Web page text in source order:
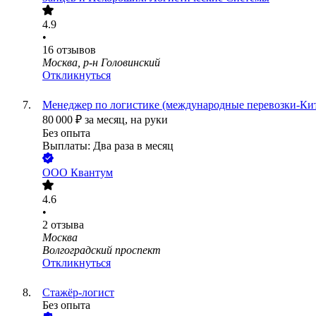
4.9
•
16 отзывов
Москва, р-н Головинский
Откликнуться
Менеджер по логистике (международные перевозки-
80 000 ₽ за месяц, на руки
Без опыта
Выплаты: Два раза в месяц
ООО Квантум
4.6
•
2 отзыва
Москва
Волгоградский проспект
Откликнуться
Стажёр-логист
Без опыта